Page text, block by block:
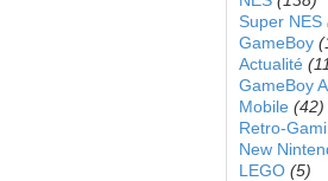
Super NES
GameBoy
Actualité
GameBoy
Mobile (42)
Retro-
New
LEGO (5)